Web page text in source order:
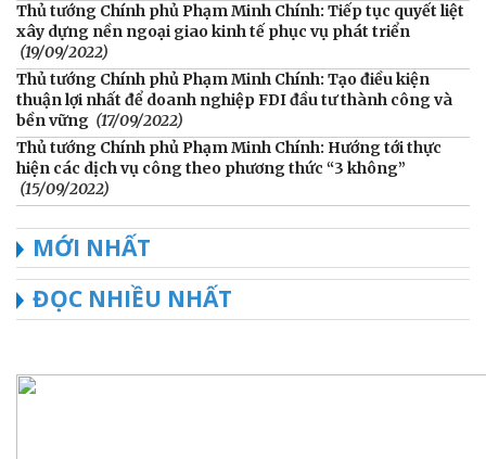
Thủ tướng Chính phủ Phạm Minh Chính: Tiếp tục quyết liệt
xây dựng nền ngoại giao kinh tế phục vụ phát triển
(19/09/2022)
Thủ tướng Chính phủ Phạm Minh Chính: Tạo điều kiện
thuận lợi nhất để doanh nghiệp FDI đầu tư thành công và
bền vững (17/09/2022)
Thủ tướng Chính phủ Phạm Minh Chính: Hướng tới thực
hiện các dịch vụ công theo phương thức “3 không”
(15/09/2022)
MỚI NHẤT
ĐỌC NHIỀU NHẤT